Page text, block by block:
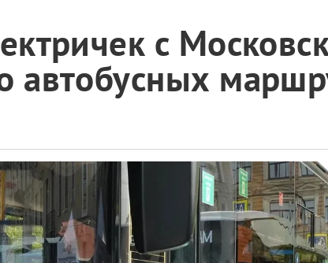
с
автобусных